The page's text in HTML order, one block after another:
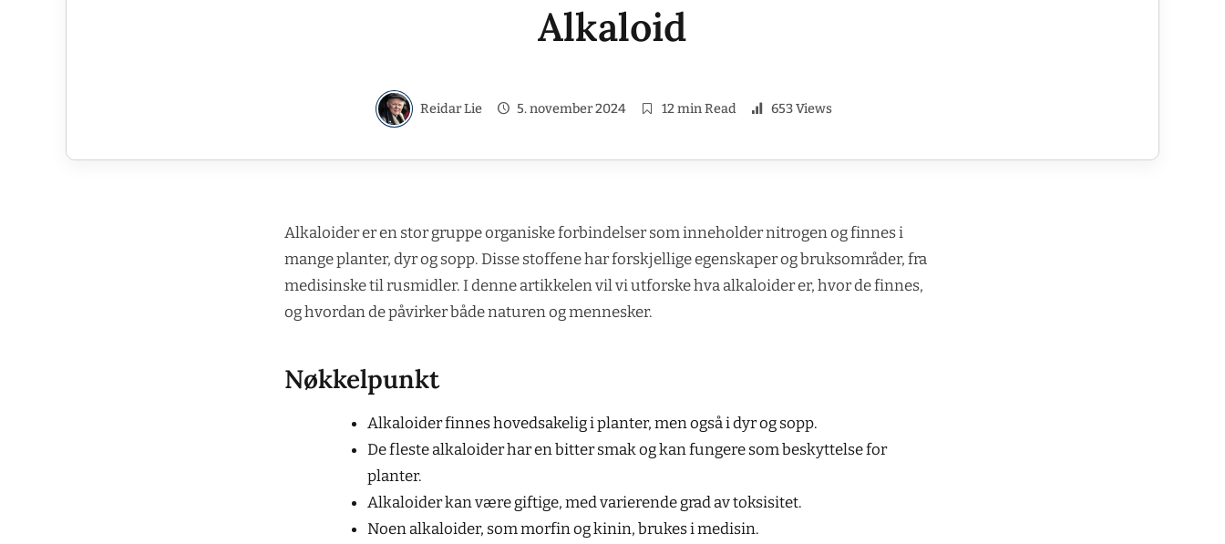
Alkaloid
Reidar Lie 5. november 2024 12 min Read 653 Views
Alkaloider er en stor gruppe organiske forbindelser som inneholder nitrogen og finnes i
mange planter, dyr og sopp. Disse stoffene har forskjellige egenskaper og bruksområder, fra
medisinske til rusmidler. I denne artikkelen vil vi utforske hva alkaloider er, hvor de finnes,
og hvordan de påvirker både naturen og mennesker.
Nøkkelpunkt
Alkaloider finnes hovedsakelig i planter, men også i dyr og sopp.
De fleste alkaloider har en bitter smak og kan fungere som beskyttelse for
planter.
Alkaloider kan være giftige, med varierende grad av toksisitet.
Noen alkaloider, som morfin og kinin, brukes i medisin.